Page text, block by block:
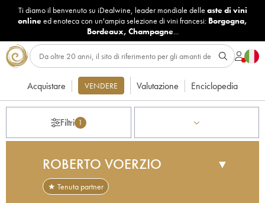
Ti diamo il benvenuto su iDealwine, leader mondiale delle aste di vini
onlineed enoteca con un'ampia selezione di vini francesi: Borgogna,
Bordeaux, Champagne...
Acquistare VENDERE Valutazione Enciclopedia
Filtri 1
ROBERTO VOERZIO ▼
★ Tenuta partner